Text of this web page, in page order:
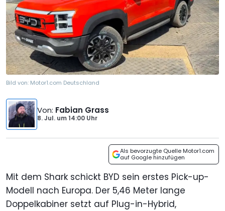
Bild von: Motor1.com Deutschland
Von: Fabian Grass
8. Jul. um14:00 Uhr
Als bevorzugte Quelle Motor1.com
auf Google hinzufügen
Mit dem Shark schickt BYD sein erstes Pick-up-
Modell nach Europa. Der 5,46 Meter lange
Doppelkabiner setzt auf Plug-in-Hybrid,